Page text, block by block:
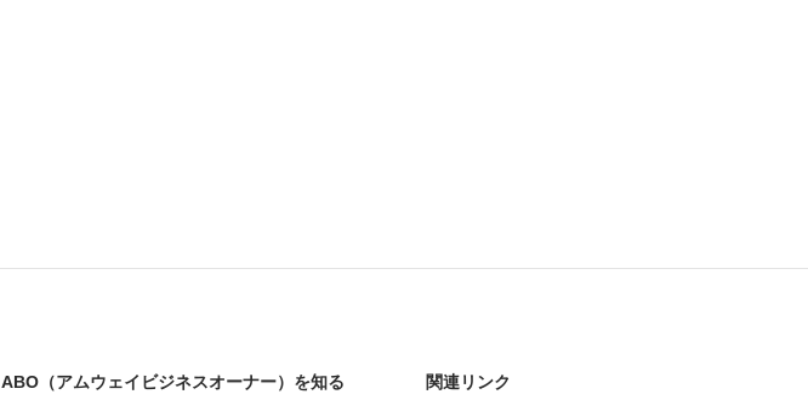
ABO（アムウェイビジネスオーナー）を知る 関連リンク